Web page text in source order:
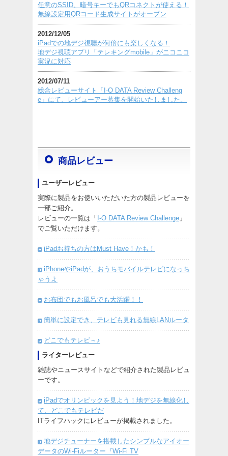
任意のSSID、暗号キーでもQRコネクトが使える！
無線設定用QRコード生成サイトがオープン
2012/12/05
iPadでの地デジ視聴が何倍にも楽しくなる！
地デジ視聴アプリ「テレキングmobile」がニコニコ
実況に対応
2012/07/11
総合レビューサイト「I-O DATA Review Challeng
e」にて、レビューアー募集を開始いたしました。
商品レビュー
ユーザーレビュー
実際に製品をお使いいただいた方の製品レビューを
一部ご紹介。
レビューの一覧は「 I-O DATA Review Challenge 」
でご覧いただけます。
iPadお持ちの方はMust Have！かも！
iPhoneやiPadが、おうちモバイルテレビになっち
ゃうよ
お布団でもお風呂でも大活躍！！
簡単に設定でき、テレビも見れる無線LANルータ
どこでもテレビ～♪
ライターレビュー
雑誌やニュースサイトなどで紹介された製品レビュ
ーです。
iPadでオリンピックを見よう！地デジを無線化し
て、どこでもテレビだ
ITライフハックにレビューが掲載されました。
地デジチューナーを搭載したシンプルなアイオー
データのWi-Fiルーター『Wi-Fi TV